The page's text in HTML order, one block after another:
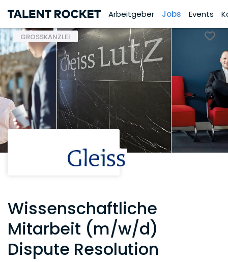
Arbeitgeber Jobs Events
GROSSKANZLEI
Wissenschaftliche
Mitarbeit (m/w/d)
Dispute Resolution